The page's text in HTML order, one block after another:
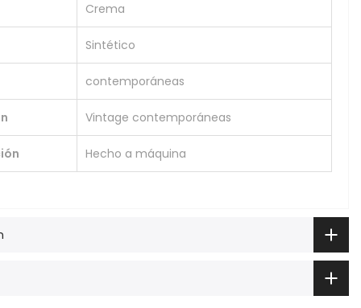
Crema
Sintético
contemporáneas
Vintage contemporáneas
Hecho a máquina